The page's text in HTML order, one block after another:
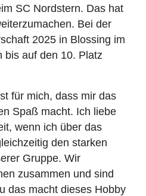
SC Nordstern. Das hat
Bei der
2025 in Blossing im
bis auf den 10. Platz
für mich, dass mir das
Spaß macht. Ich liebe
wenn ich über das
den starken
Gruppe. Wir
zusammen und sind
das macht dieses Hobby